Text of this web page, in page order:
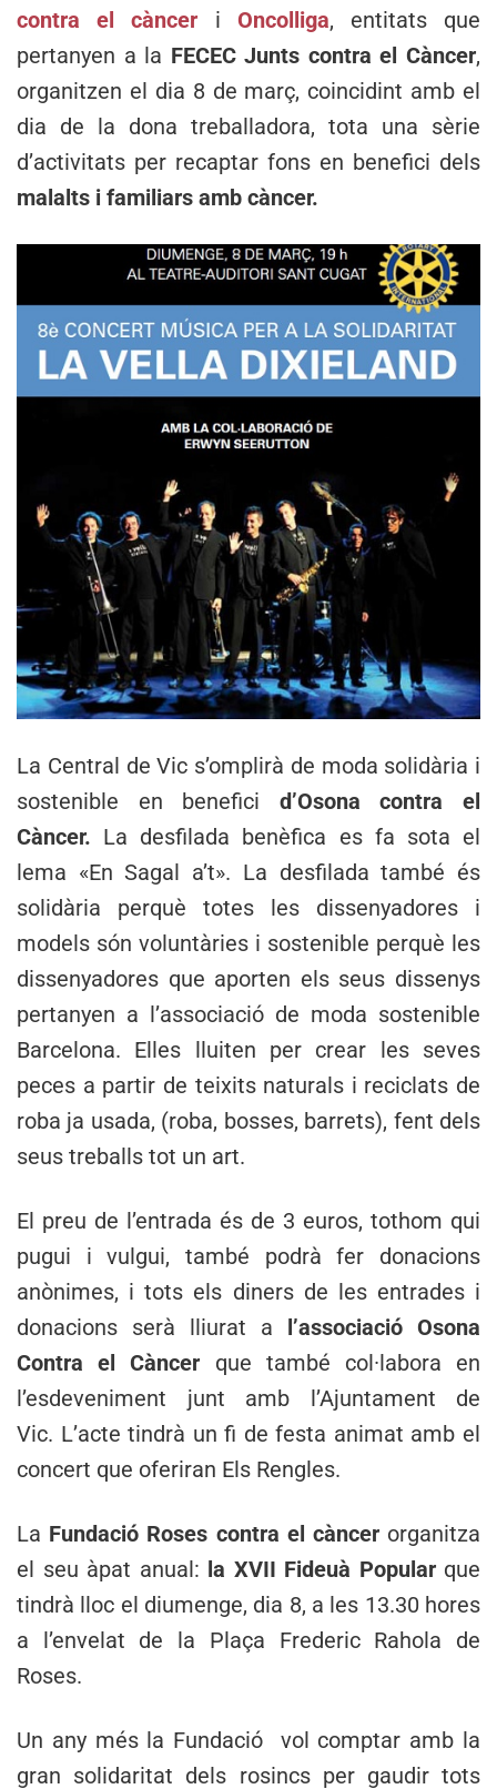
contra el càncer
i Oncolliga, entitats que
pertanyen a la FECEC Junts contra el Càncer,
organitzen el dia 8 de març, coincidint amb el
dia de la dona treballadora, tota una sèrie
d’activitats per recaptar fons en benefici dels
malalts i familiars amb càncer.
La Central de Vic s’omplirà de moda solidària i
sostenible en benefici d’Osona contra el
Càncer. La desfilada benèfica es fa sota el
lema «En Sagal a’t». La desfilada també és
solidària perquè totes les dissenyadores i
models són voluntàries i sostenible perquè les
dissenyadores que aporten els seus dissenys
pertanyen a l’associació de moda sostenible
Barcelona. Elles lluiten per crear les seves
peces a partir de teixits naturals i reciclats de
roba ja usada, (roba, bosses, barrets), fent dels
seus treballs tot un art.
El preu de l’entrada és de 3 euros, tothom qui
pugui i vulgui, també podrà fer donacions
anònimes, i tots els diners de les entrades i
donacions serà lliurat a l’associació Osona
Contra el Càncer que també col·labora en
l’esdeveniment junt amb l’Ajuntament de
Vic. L’acte tindrà un fi de festa animat amb el
concert que oferiran Els Rengles.
La Fundació Roses contra el càncerorganitza
el seu àpat anual: la XVII Fideuà Popularque
tindrà lloc el diumenge, dia 8, a les 13.30 hores
a l’envelat de la Plaça Frederic Rahola de
Roses.
Un any més la Fundació vol comptar amb la
gran solidaritat dels rosincs per gaudir tots